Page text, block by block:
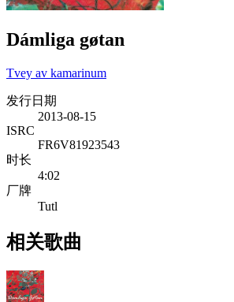
Dámliga gøtan
Tvey av kamarinum
发行日期
2013-08-15
ISRC
FR6V81923543
时长
4:02
厂牌
Tutl
相关歌曲